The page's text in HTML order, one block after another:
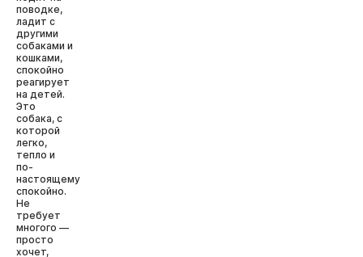
поводке,
ладит с
другими
собаками и
кошками,
спокойно
реагирует
на детей.
Это
собака, с
которой
легко,
тепло и
по-
настоящему
спокойно.
Не
требует
многого —
просто
хочет,